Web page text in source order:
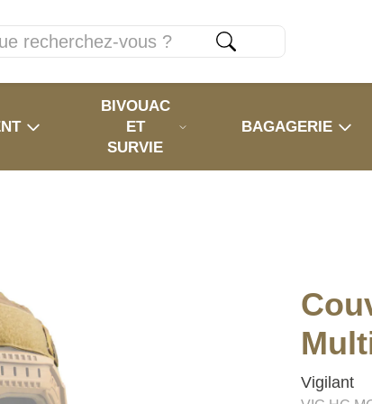
BIVOUAC
ET
SURVIE
BAGAGERIE
Vigilant